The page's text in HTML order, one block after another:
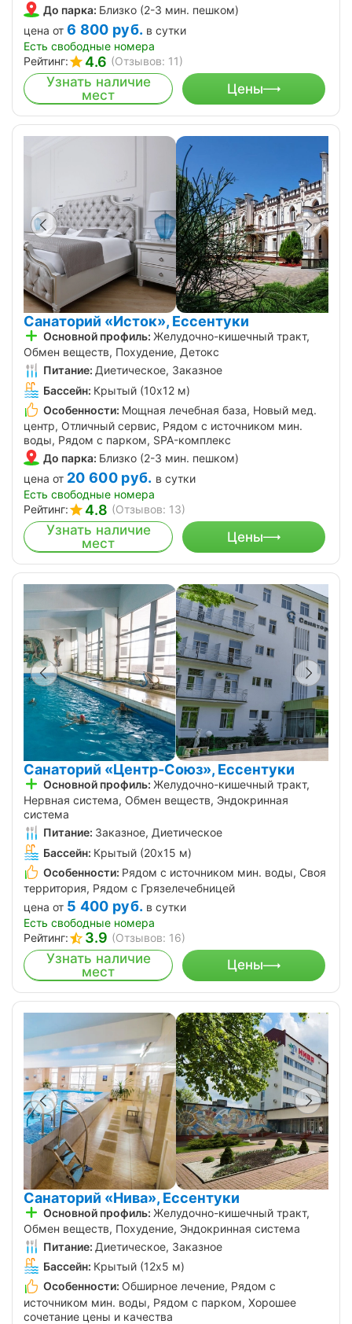
До парка: Близко (2-3 мин. пешком)
цена от 6 800 руб. в сутки
Есть свободные номера
Рейтинг:
4.6 (Отзывов: 11)
Узнать наличие
мест
Цены
Санаторий «Исток», Ессентуки
Основной профиль: Желудочно-кишечный тракт,
Обмен веществ, Похудение, Детокс
Питание: Диетическое, Заказное
Бассейн: Крытый (10х12 м)
Особенности: Мощная лечебная база, Новый мед.
центр, Отличный сервис, Рядом с источником мин.
воды, Рядом с парком, SPA-комплекс
До парка: Близко (2-3 мин. пешком)
цена от 20 600 руб. в сутки
Есть свободные номера
Рейтинг:
4.8 (Отзывов: 13)
Узнать наличие
мест
Цены
Санаторий «Центр-Союз», Ессентуки
Основной профиль: Желудочно-кишечный тракт,
Нервная система, Обмен веществ, Эндокринная
система
Питание: Заказное, Диетическое
Бассейн: Крытый (20х15 м)
Особенности: Рядом с источником мин. воды, Своя
территория, Рядом с Грязелечебницей
цена от 5 400 руб. в сутки
Есть свободные номера
Рейтинг:
3.9 (Отзывов: 16)
Узнать наличие
мест
Цены
Санаторий «Нива», Ессентуки
Основной профиль: Желудочно-кишечный тракт,
Обмен веществ, Похудение, Эндокринная система
Питание: Диетическое, Заказное
Бассейн: Крытый (12х5 м)
Особенности: Обширное лечение, Рядом с
источником мин. воды, Рядом с парком, Хорошее
сочетание цены и качества